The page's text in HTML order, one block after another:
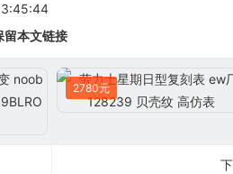
留本文链接
2780元